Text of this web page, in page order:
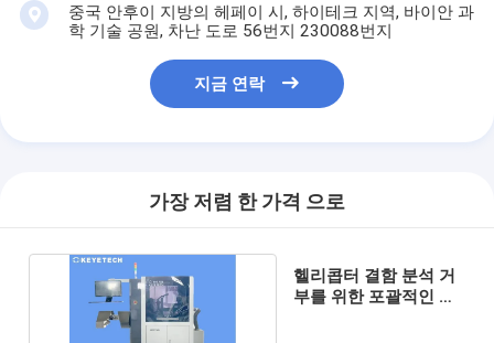
중국 안후이 지방의 헤페이 시, 하이테크 지역, 바이안 과
학 기술 공원, 차난 도로 56번지 230088번지
지금 연락
가장 저렴 한 가격 으로
헬리콥터 결함 분석 거
부를 위한 포괄적인 시